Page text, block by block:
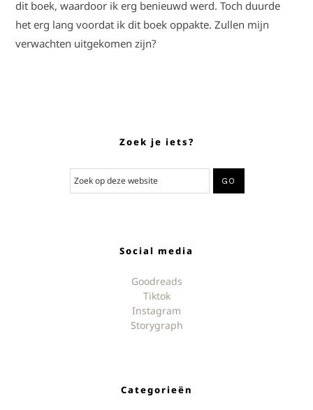
dit boek, waardoor ik erg benieuwd werd. Toch duurde
het erg lang voordat ik dit boek oppakte. Zullen mijn
verwachten uitgekomen zijn?
Zoek je iets?
Social media
Goodreads
Tiktok
Instagram
Storygraph
Categorieën